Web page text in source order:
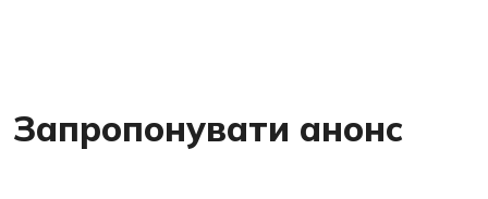
Запропонувати анонс